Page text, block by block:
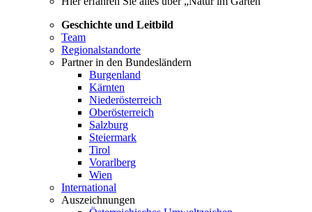
Geschichte und Leitbild
Team
Regionalstandorte
Partner in den Bundesländern
Burgenland
Kärnten
Niederösterreich
Oberösterreich
Salzburg
Steiermark
Tirol
Vorarlberg
Wien
International
Auszeichnungen